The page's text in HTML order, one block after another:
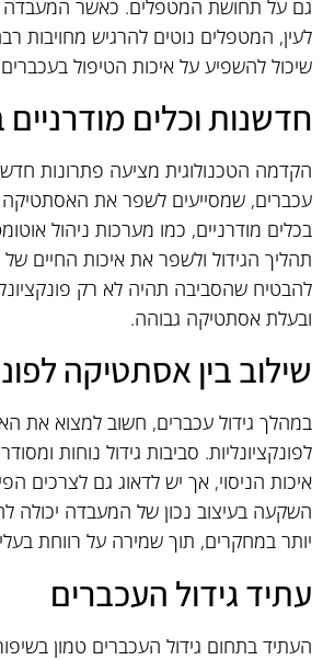
גם על תחושת המטפלים. כאשר המעבדה
לעין, המטפלים נוטים להרגיש מחויבות
שיכול להשפיע על איכות הטיפול
חדשנות וכלים מודרניים
הקדמה הטכנולוגית מציעה פתרונות
עכברים, שמסייעים לשפר את
בכלים מודרניים, כמו מערכות ניהול
תהליך הגידול ולשפר את איכות החיים
להבטיח שהסביבה תהיה לא רק
ובעלת אסתטיקה גבוהה.
שילוב בין אסתטיקה
במהלך גידול עכברים, חשוב למצוא את
לפונקציונליות. סביבות גידול נוחות
איכות הניסוי, אך יש לדאוג גם לצרכים
השקעה בעיצוב נכון של המעבדה יכולה
יותר במחקרים, תוך שמירה על רווחת
עתיד גידול העכברים
העתיד בתחום גידול העכברים טמון